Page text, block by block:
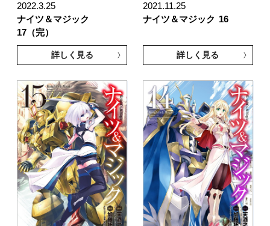
2022.3.25
ナイツ＆マジック
17（完）
詳しく見る
2021.11.25
ナイツ＆マジック 16
詳しく見る